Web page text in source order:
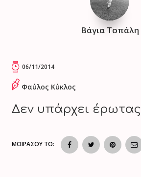
Βάγια Τοπάλη
06/11/2014
Φαύλος Κύκλος
Δεν υπάρχει
ΜΟΙΡΑΣΟΥ ΤΟ: